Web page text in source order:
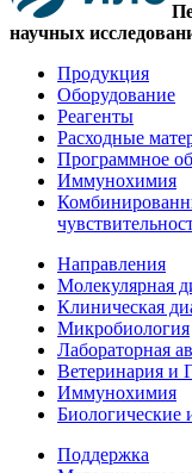
научных
Продукция
Оборудование
Реагенты
Расходные
Программное
Иммунохимия
Направления
Молекулярная
Клиническая
Микробиология
Лабораторная
Ветеринария и
Иммунохимия
Биологические
Поддержка